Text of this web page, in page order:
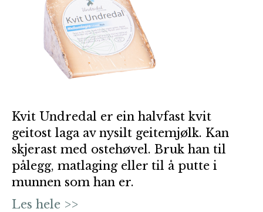
Kvit Undredal er ein halvfast kvit
geitost laga av nysilt geitemjølk. Kan
skjerast med ostehøvel. Bruk han til
pålegg, matlaging eller til å putte i
munnen som han er.
Les hele >>